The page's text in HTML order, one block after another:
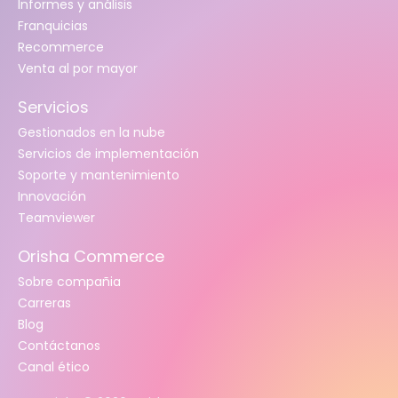
Informes y análisis
Franquicias
Recommerce
Venta al por mayor
Servicios
Gestionados en la nube
Servicios de implementación
Soporte y mantenimiento
Innovación
Teamviewer
Orisha Commerce
Sobre compañia
Carreras
Blog
Contáctanos
Canal ético